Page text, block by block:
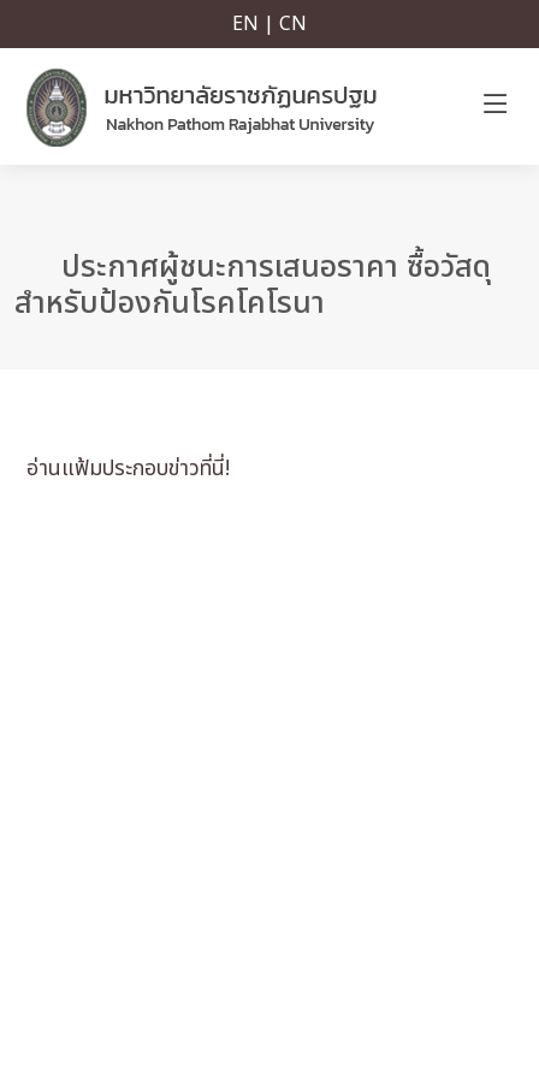
EN | CN
ประกาศผู้ชนะการเสนอราคา ซื้อวัสดุ
สำหรับป้องกันโรคโคโรนา
อ่านแฟ้มประกอบข่าวที่นี่!